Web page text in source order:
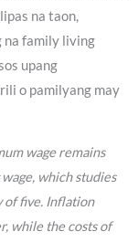
na taon,
na family living
upang
o pamilyang may
wage remains
which studies
of five. Inflation
while the costs of